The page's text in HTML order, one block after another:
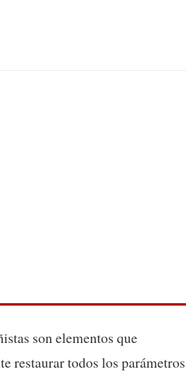
son elementos que
restaurar todos los parámetros